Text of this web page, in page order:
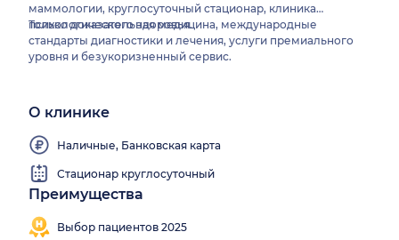
маммологии, круглосуточный стационар, клиника
психологического здоровья.
Только доказательная медицина, международные
стандарты диагностики и лечения, услуги премиального
уровня и безукоризненный сервис.
О клинике
Наличные, Банковская карта
Стационар круглосуточный
Преимущества
Выбор пациентов 2025
стационар
Есть
стационар
Выезд
дом
круглосуточно